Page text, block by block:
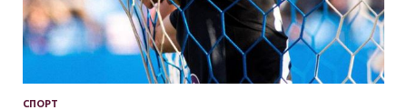
СПОРТ